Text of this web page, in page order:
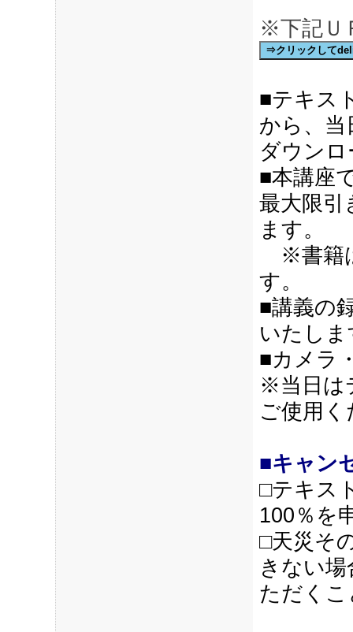
※下記Ｕ
⇒クリックして
■テキス
から、当
ダウン
■本講座
最大限引
ます。
※書籍
す。
■講義の
いたしま
■カメラ
※当日は
ご使用
■キャン
□テキス
100％を
□天災そ
きない
ただく